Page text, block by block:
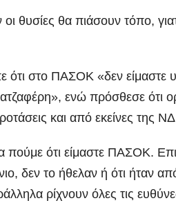
θυσίες θα πιάσουν τόπο,
ότι στο ΠΑΣΟΚ «δεν
ενώ πρόσθεσε ότι
και από εκείνες της
ότι είμαστε ΠΑΣΟΚ.
δεν το ήθελαν ή ότι ήταν
ρίχνουν όλες τις